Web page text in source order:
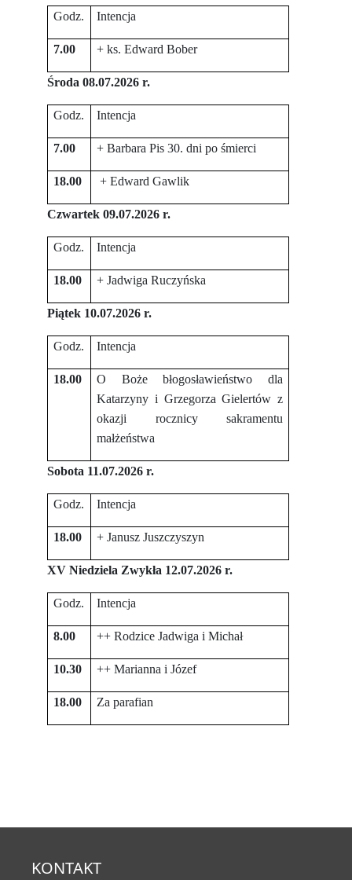
Godz. Intencja
7.00 + ks. Edward Bober
Środa 08.07.2026 r.
Godz. Intencja
7.00 + Barbara Pis 30. dni po śmierci
18.00 + Edward Gawlik
Czwartek 09.07.2026 r.
Godz. Intencja
18.00 + Jadwiga Ruczyńska
Piątek 10.07.2026 r.
Godz. Intencja
18.00
O Boże błogosławieństwo dla
Katarzyny i Grzegorza Gielertów z
okazji rocznicy sakramentu
małżeństwa
Sobota 11.07.2026 r.
Godz. Intencja
18.00 + Janusz Juszczyszyn
XV Niedziela Zwykła 12.07.2026 r.
Godz. Intencja
8.00 ++ Rodzice Jadwiga i Michał
10.30 ++ Marianna i Józef
18.00 Za parafian
KONTAKT